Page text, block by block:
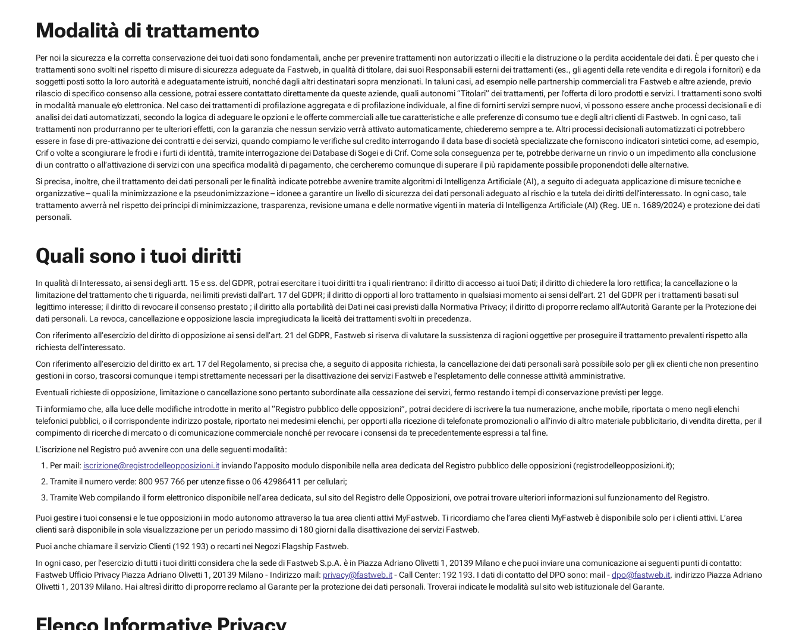
Modalità di trattamento
Per noi la sicurezza e la corretta conservazione dei tuoi dati sono fondamentali, anche per prevenire trattamenti non autorizzati o illeciti e la distruzione o la perdita accidentale dei dati. È per questo che i
trattamenti sono svolti nel rispetto di misure di sicurezza adeguate da Fastweb, in qualità di titolare, dai suoi Responsabili esterni dei trattamenti (es., gli agenti della rete vendita e di regola i fornitori) e da
soggetti posti sotto la loro autorità e adeguatamente istruiti, nonché dagli altri destinatari sopra menzionati. In taluni casi, ad esempio nelle partnership commerciali tra Fastweb e altre aziende, previo
rilascio di specifico consenso alla cessione, potrai essere contattato direttamente da queste aziende, quali autonomi “Titolari” dei trattamenti, per l’offerta di loro prodotti e servizi. I trattamenti sono svolti
in modalità manuale e/o elettronica. Nel caso dei trattamenti di profilazione aggregata e di profilazione individuale, al fine di fornirti servizi sempre nuovi, vi possono essere anche processi decisionali e di
analisi dei dati automatizzati, secondo la logica di adeguare le opzioni e le offerte commerciali alle tue caratteristiche e alle preferenze di consumo tue e degli altri clienti di Fastweb. In ogni caso, tali
trattamenti non produrranno per te ulteriori effetti, con la garanzia che nessun servizio verrà attivato automaticamente, chiederemo sempre a te. Altri processi decisionali automatizzati ci potrebbero
essere in fase di pre-attivazione dei contratti e dei servizi, quando compiamo le verifiche sul credito interrogando il data base di società specializzate che forniscono indicatori sintetici come, ad esempio,
Crif o volte a scongiurare le frodi e i furti di identità, tramite interrogazione dei Database di Sogei e di Crif. Come sola conseguenza per te, potrebbe derivarne un rinvio o un impedimento alla conclusione
di un contratto o all’attivazione di servizi con una specifica modalità di pagamento, che cercheremo comunque di superare il più rapidamente possibile proponendoti delle alternative.
Si precisa, inoltre, che il trattamento dei dati personali per le finalità indicate potrebbe avvenire tramite algoritmi di Intelligenza Artificiale (AI), a seguito di adeguata applicazione di misure tecniche e
organizzative – quali la minimizzazione e la pseudonimizzazione – idonee a garantire un livello di sicurezza dei dati personali adeguato al rischio e la tutela dei diritti dell’interessato. In ogni caso, tale
trattamento avverrà nel rispetto dei principi di minimizzazione, trasparenza, revisione umana e delle normative vigenti in materia di Intelligenza Artificiale (AI) (Reg. UE n. 1689/2024) e protezione dei dati
personali.
Quali sono i tuoi diritti
In qualità di Interessato, ai sensi degli artt. 15 e ss. del GDPR, potrai esercitare i tuoi diritti tra i quali rientrano: il diritto di accesso ai tuoi Dati; il diritto di chiedere la loro rettifica; la cancellazione o la
limitazione del trattamento che ti riguarda, nei limiti previsti dall’art. 17 del GDPR; il diritto di opporti al loro trattamento in qualsiasi momento ai sensi dell’art. 21 del GDPR per i trattamenti basati sul
legittimo interesse; il diritto di revocare il consenso prestato ; il diritto alla portabilità dei Dati nei casi previsti dalla Normativa Privacy; il diritto di proporre reclamo all’Autorità Garante per la Protezione dei
dati personali. La revoca, cancellazione e opposizione lascia impregiudicata la liceità dei trattamenti svolti in precedenza.
Con riferimento all’esercizio del diritto di opposizione ai sensi dell’art. 21 del GDPR, Fastweb si riserva di valutare la sussistenza di ragioni oggettive per proseguire il trattamento prevalenti rispetto alla
richiesta dell’interessato.
Con riferimento all’esercizio del diritto ex art. 17 del Regolamento, si precisa che, a seguito di apposita richiesta, la cancellazione dei dati personali sarà possibile solo per gli ex clienti che non presentino
gestioni in corso, trascorsi comunque i tempi strettamente necessari per la disattivazione dei servizi Fastweb e l’espletamento delle connesse attività amministrative.
Eventuali richieste di opposizione, limitazione o cancellazione sono pertanto subordinate alla cessazione dei servizi, fermo restando i tempi di conservazione previsti per legge.
Ti informiamo che, alla luce delle modifiche introdotte in merito al “Registro pubblico delle opposizioni”, potrai decidere di iscrivere la tua numerazione, anche mobile, riportata o meno negli elenchi
telefonici pubblici, o il corrispondente indirizzo postale, riportato nei medesimi elenchi, per opporti alla ricezione di telefonate promozionali o all’invio di altro materiale pubblicitario, di vendita diretta, per il
compimento di ricerche di mercato o di comunicazione commerciale nonché per revocare i consensi da te precedentemente espressi a tal fine.
L’iscrizione nel Registro può avvenire con una delle seguenti modalità:
Per mail: iscrizione@registrodelleopposizioni.it inviando l’apposito modulo disponibile nella area dedicata del Registro pubblico delle opposizioni (registrodelleopposizioni.it);
Tramite il numero verde: 800 957 766 per utenze fisse o 06 42986411 per cellulari;
Tramite Web compilando il form elettronico disponibile nell’area dedicata, sul sito del Registro delle Opposizioni, ove potrai trovare ulteriori informazioni sul funzionamento del Registro.
Puoi gestire i tuoi consensi e le tue opposizioni in modo autonomo attraverso la tua area clienti attivi MyFastweb. Ti ricordiamo che l’area clienti MyFastweb è disponibile solo per i clienti attivi. L’area
clienti sarà disponibile in sola visualizzazione per un periodo massimo di 180 giorni dalla disattivazione dei servizi Fastweb.
Puoi anche chiamare il servizio Clienti (192 193) o recarti nei Negozi Flagship Fastweb.
In ogni caso, per l’esercizio di tutti i tuoi diritti considera che la sede di Fastweb S.p.A. è in Piazza Adriano Olivetti 1, 20139 Milano e che puoi inviare una comunicazione ai seguenti punti di contatto:
Fastweb Ufficio Privacy Piazza Adriano Olivetti 1, 20139 Milano - Indirizzo mail: privacy@fastweb.it- Call Center: 192 193. I dati di contatto del DPO sono: mail -dpo@fastweb.it, indirizzo Piazza Adriano
Olivetti 1, 20139 Milano. Hai altresì diritto di proporre reclamo al Garante per la protezione dei dati personali. Troverai indicate le modalità sul sito web istituzionale del Garante.